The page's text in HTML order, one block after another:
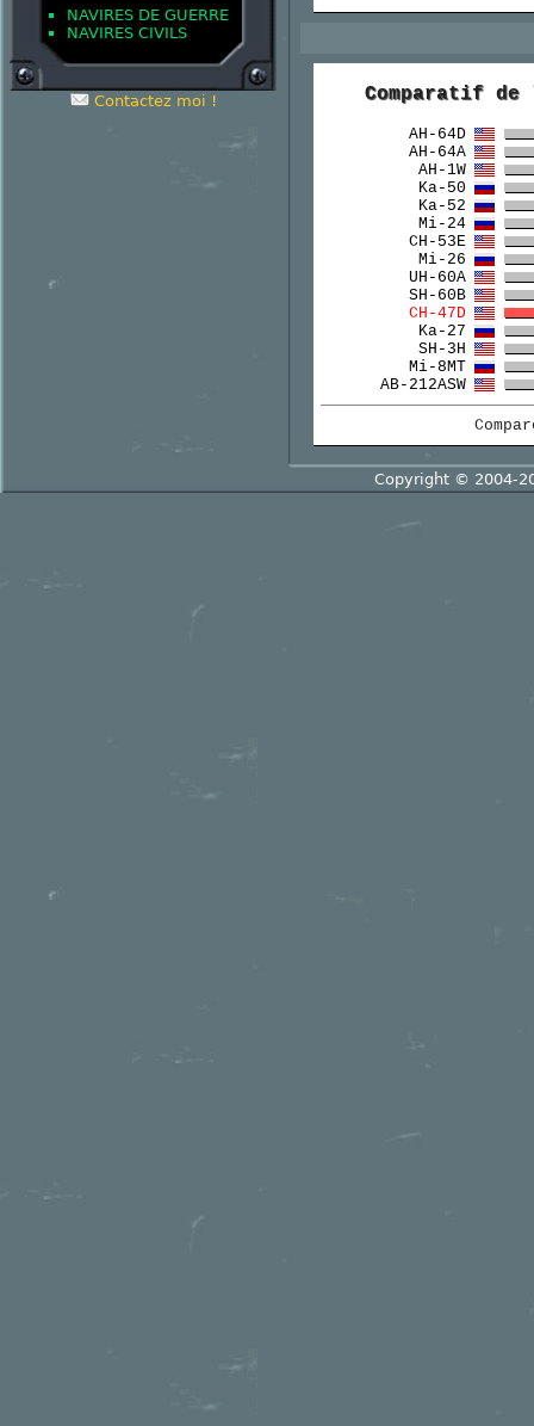
NAVIRES DE GUERRE
NAVIRES CIVILS
Contactez moi ! Comparatif de
AH-64D
AH-64A
AH-1W
Ka-50
Ka-52
Mi-24
CH-53E
Mi-26
UH-60A
SH-60B
CH-47D
Ka-27
SH-3H
Mi-8MT
AB-212ASW
Copyright © 2004-